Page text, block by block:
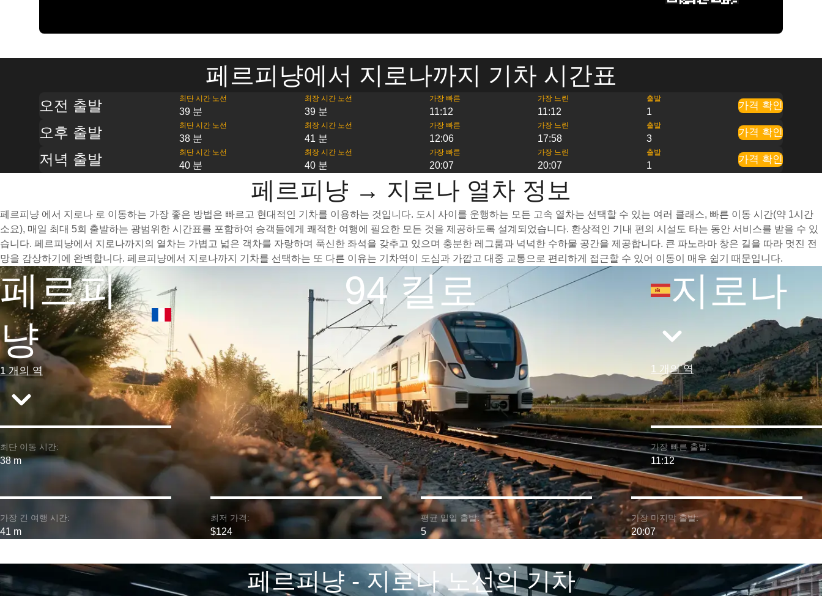
페르피냥에서 지로나까지 기차 시간표
오전 출발 최단 시간 노선
39 분
최장 시간 노선
39 분
가장 빠른
11:12
가장 느린
11:12
출발
1
가격 확인
오후 출발 최단 시간 노선
38 분
최장 시간 노선
41 분
가장 빠른
12:06
가장 느린
17:58
출발
3
가격 확인
저녁 출발 최단 시간 노선
40 분
최장 시간 노선
40 분
가장 빠른
20:07
가장 느린
20:07
출발
1
가격 확인
페르피냥 → 지로나 열차 정보
페르피냥 에서 지로나 로 이동하는 가장 좋은 방법은 빠르고 현대적인 기차를 이용하는 것입니다. 도시 사이를 운행하는 모든 고속 열차는 선택할 수 있는 여러 클래스, 빠른 이동 시간(약 1시간
소요), 매일 최대 5회 출발하는 광범위한 시간표를 포함하여 승객들에게 쾌적한 여행에 필요한 모든 것을 제공하도록 설계되었습니다. 환상적인 기내 편의 시설도 타는 동안 서비스를 받을 수 있
습니다. 페르피냥에서 지로나까지의 열차는 가볍고 넓은 객차를 자랑하며 푹신한 좌석을 갖추고 있으며 충분한 레그룸과 넉넉한 수하물 공간을 제공합니다. 큰 파노라마 창은 길을 따라 멋진 전
망을 감상하기에 완벽합니다. 페르피냥에서 지로나까지 기차를 선택하는 또 다른 이유는 기차역이 도심과 가깝고 대중 교통으로 편리하게 접근할 수 있어 이동이 매우 쉽기 때문입니다.
페르피
냥
1 개의 역
94 킬로 지로나
1 개의 역
최단 이동 시간:
38 m
가장 빠른 출발:
11:12
가장 긴 여행 시간:
41 m
최저 가격:
$124
평균 일일 출발:
5
가장 마지막 출발:
20:07
페르피냥 - 지로나 노선의 기차